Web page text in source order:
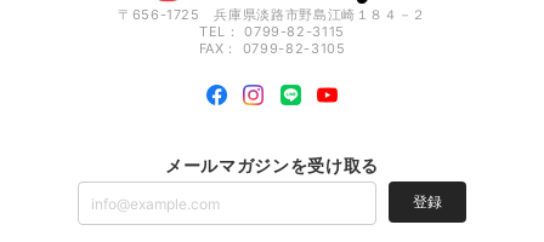
〒656-1725 兵庫県淡路市野島江崎１８４－２
TEL： 0799-82-3115
FAX： 0799-82-3105
メールマガジンを受け取る
登録